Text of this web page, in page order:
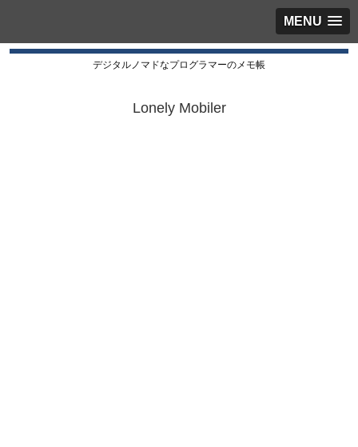
MENU
デジタルノマドなプログラマーのメモ帳
Lonely Mobiler